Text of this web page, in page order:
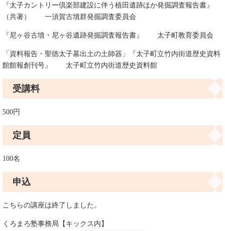
『太子カントリー倶楽部建設に伴う植田遺跡ほか発掘調査報告書』
（共著） 一須賀古墳群発掘調査委員会
『尼ヶ谷古墳・尼ヶ谷遺跡発掘調査報告書』 太子町教育委員会
「資料報告・聖徳太子墓出土の土師器」『太子町立竹内街道歴史資料
館館報創刊号』 太子町立竹内街道歴史資料館
受講料
500円
定員
100名
申込
こちらの講座は終了しました。
くろまろ塾事務局【キックス内】